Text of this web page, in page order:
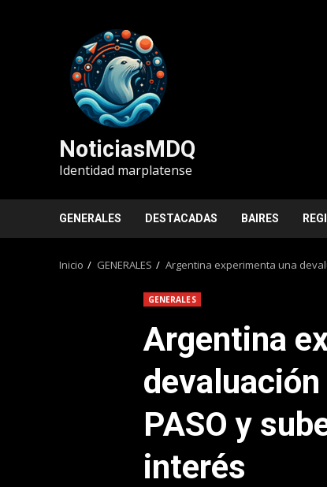
NoticiasMDQ
Identidad marplatense
GENERALES DESTACADAS BAIRES
Inicio GENERALES Argentina experimenta una
GENERALES
Argentina
PASO y
interés